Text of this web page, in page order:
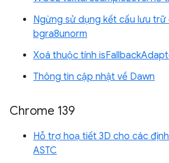
Ngừng sử dụng kết cấu lưu trữ
bgra8unorm
Xoá thuộc tính
Thông tin cập nhật về Dawn
Chrome 139
Hỗ trợ hoạ tiết 3D cho các
ASTC